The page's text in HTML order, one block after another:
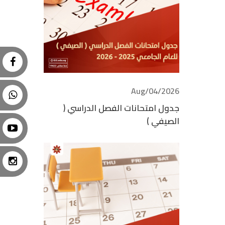
2026/Aug/04
جدول امتحانات الفصل الدراسي (
الصيفي )